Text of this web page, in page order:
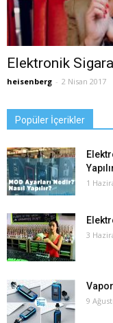
Elektronik
heisenberg - 2 Nisan 2017
Popüler İçerikler
1
3
9